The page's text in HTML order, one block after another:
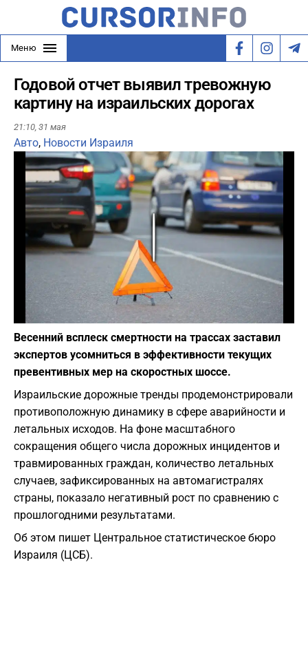
Меню
Годовой отчет выявил тревожную
картину на израильских дорогах
21:10, 31 мая
Авто, Новости Израиля
Фото: depositphotos.com
Весенний всплеск смертности на трассах заставил
экспертов усомниться в эффективности текущих
превентивных мер на скоростных шоссе.
Израильские дорожные тренды продемонстрировали
противоположную динамику в сфере аварийности и
летальных исходов. На фоне масштабного
сокращения общего числа дорожных инцидентов и
травмированных граждан, количество летальных
случаев, зафиксированных на автомагистралях
страны, показало негативный рост по сравнению с
прошлогодними результатами.
Об этом пишет Центральное статистическое бюро
Израиля (ЦСБ).